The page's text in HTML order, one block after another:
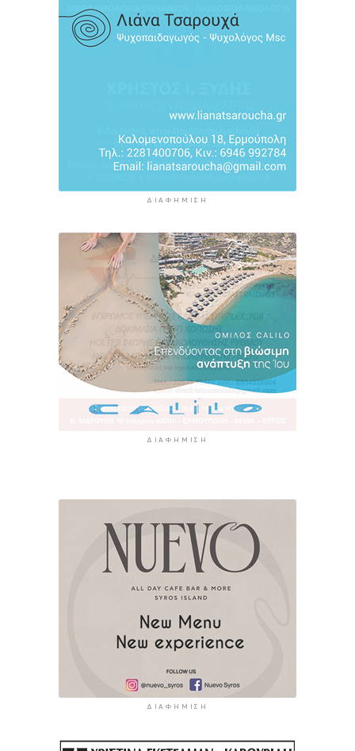
ΔΙΑΦΉΜΙΣΗ
ΔΙΑΦΉΜΙΣΗ
ΔΙΑΦΉΜΙΣΗ